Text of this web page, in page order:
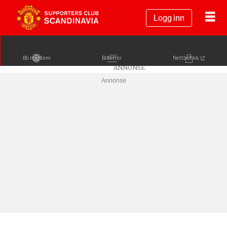
Logg inn
Bli medlem Billetter Nettbutikk
Annonse